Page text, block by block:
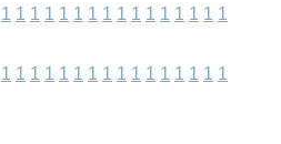
1 1 1 1 1 1 1 1 1 1 1 1 1 1 1 1
1 1 1 1 1 1 1 1 1 1 1 1 1 1 1 1